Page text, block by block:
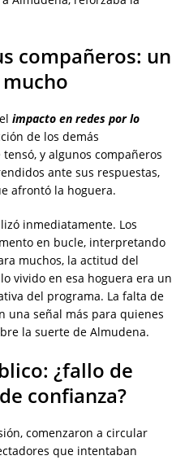
compañeros: un
impacto en redes por lo
de los demás
y algunos compañeros
ante sus respuestas,
afrontó la hoguera.
inmediatamente. Los
en bucle, interpretando
muchos, la actitud del
vivido en esa hoguera era un
del programa. La falta de
una señal más para quienes
la suerte de Almudena.
¿fallo de
confianza?
comenzaron a circular
que intentaban